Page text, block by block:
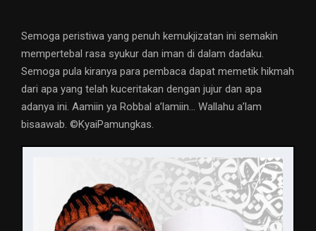
Semoga peristiwa yang penuh kemukjizatan ini semakin
mempertebal rasa syukur dan iman di dalam dadaku.
Semoga pula kiranya para pembaca dapat memetik hikmah
dari apa yang telah kuceritakan dengan jujur dan apa
adanya ini. Aamiin ya Robbal a’lamiin… Wallahu a’lam
bisaawab. ©️KyaiPamungkas.